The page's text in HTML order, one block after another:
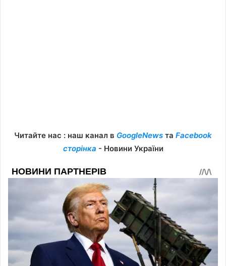
Читайте нас : наш канал в GoogleNews та Facebook
сторінка - Новини України